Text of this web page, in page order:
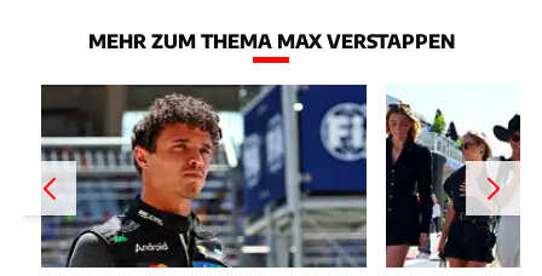
MEHR ZUM THEMA MAX VERSTAPPEN